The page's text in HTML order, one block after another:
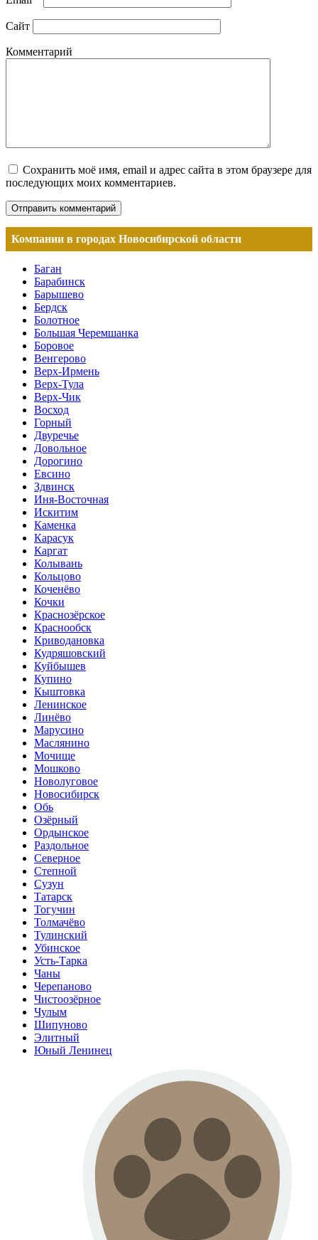
Сайт
Комментарий
Сохранить моё имя, email и адрес сайта в этом браузере для
последующих моих комментариев.
Компании в городах Новосибирской области
Баган
Барабинск
Барышево
Бердск
Болотное
Большая Черемшанка
Боровое
Венгерово
Верх-Ирмень
Верх-Тула
Верх-Чик
Восход
Горный
Двуречье
Довольное
Дорогино
Евсино
Здвинск
Иня-Восточная
Искитим
Каменка
Карасук
Каргат
Колывань
Кольцово
Коченёво
Кочки
Краснозёрское
Краснообск
Криводановка
Кудряшовский
Куйбышев
Купино
Кыштовка
Ленинское
Линёво
Марусино
Маслянино
Мочище
Мошково
Новолуговое
Новосибирск
Обь
Озёрный
Ордынское
Раздольное
Северное
Степной
Сузун
Татарск
Тогучин
Толмачёво
Тулинский
Убинское
Усть-Тарка
Чаны
Черепаново
Чистоозёрное
Чулым
Шипуново
Элитный
Юный Ленинец